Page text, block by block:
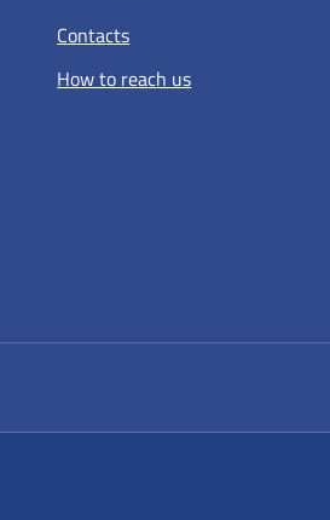
Contacts
How to reach us